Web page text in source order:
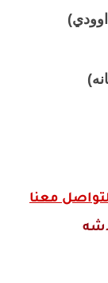
معنا